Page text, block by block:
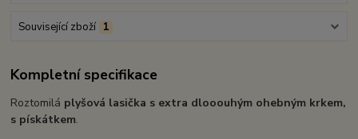
Související zboží 1
Kompletní specifikace
Roztomilá plyšová lasička s extra dlooouhým ohebným krkem,
s pískátkem.